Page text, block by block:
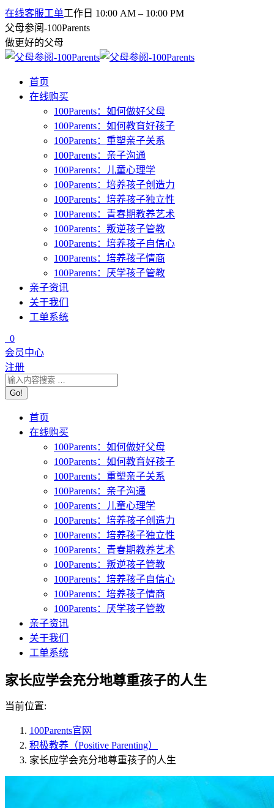
在线客服工单工作日 10:00 AM – 10:00 PM
父母参阅-100Parents
做更好的父母
首页
在线购买
100Parents：如何做好父母
100Parents：如何教育好孩子
100Parents：重塑亲子关系
100Parents：亲子沟通
100Parents：儿童心理学
100Parents：培养孩子创造力
100Parents：培养孩子独立性
100Parents：青春期教养艺术
100Parents：叛逆孩子管教
100Parents：培养孩子自信心
100Parents：培养孩子情商
100Parents：厌学孩子管教
亲子资讯
关于我们
工单系统
0
会员中心
注册
首页
在线购买
100Parents：如何做好父母
100Parents：如何教育好孩子
100Parents：重塑亲子关系
100Parents：亲子沟通
100Parents：儿童心理学
100Parents：培养孩子创造力
100Parents：培养孩子独立性
100Parents：青春期教养艺术
100Parents：叛逆孩子管教
100Parents：培养孩子自信心
100Parents：培养孩子情商
100Parents：厌学孩子管教
亲子资讯
关于我们
工单系统
家长应学会充分地尊重孩子的人生
当前位置:
100Parents官网
积极教养（Positive Parenting）
家长应学会充分地尊重孩子的人生